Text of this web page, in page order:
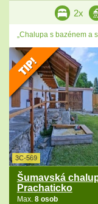
2x
„Chalupa s bazénem a
3C-569
Šumavská
Prachaticko
Max. 8 osob